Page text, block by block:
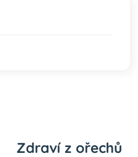
Zdraví z ořechů